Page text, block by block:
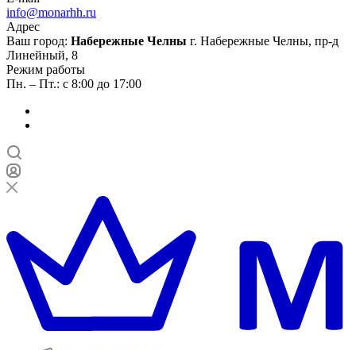
info@monarhh.ru
Адрес
Ваш город: Набережные Челны г. Набережные Челны, пр-д
Линейный, 8
Режим работы
Пн. – Пт.: с 8:00 до 17:00